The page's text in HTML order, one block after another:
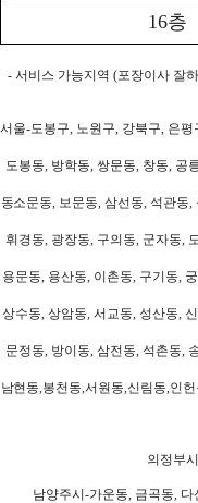
16층
- 서비스 가능지역 (포장이사 잘
서울-도봉구, 노원구, 강북구, 은
도봉동, 방학동, 쌍문동, 창동, 공
동소문동, 보문동, 삼선동, 석관동
휘경동, 광장동, 구의동, 군자동,
용문동, 용산동, 이촌동, 구기동,
상수동, 상암동, 서교동, 성산동,
문정동, 방이동, 삼전동, 석촌동,
남현동,봉천동,서원동,신림동,인
의정부
남양주시-가운동, 금곡동,